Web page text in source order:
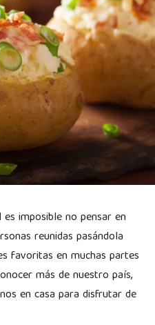
imposible no pensar en
reunidas pasándola
favoritas en muchas partes
más de nuestro país,
en casa para disfrutar de